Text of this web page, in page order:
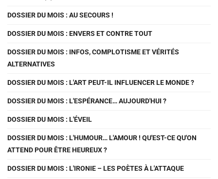
DOSSIER DU MOIS : AU SECOURS !
DOSSIER DU MOIS : ENVERS ET CONTRE TOUT
DOSSIER DU MOIS : INFOS, COMPLOTISME ET VÉRITÉS
ALTERNATIVES
DOSSIER DU MOIS : L'ART PEUT-IL INFLUENCER LE MONDE ?
DOSSIER DU MOIS : L'ESPÉRANCE… AUJOURD'HUI ?
DOSSIER DU MOIS : L'ÉVEIL
DOSSIER DU MOIS : L'HUMOUR… L'AMOUR ! QU'EST-CE QU'ON
ATTEND POUR ÊTRE HEUREUX ?
DOSSIER DU MOIS : L'IRONIE – LES POÈTES À L'ATTAQUE